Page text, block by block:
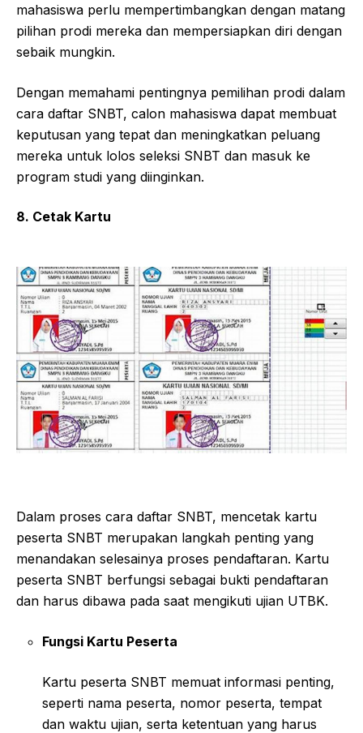
mahasiswa perlu mempertimbangkan dengan matang
pilihan prodi mereka dan mempersiapkan diri dengan
sebaik mungkin.
Dengan memahami pentingnya pemilihan prodi dalam
cara daftar SNBT, calon mahasiswa dapat membuat
keputusan yang tepat dan meningkatkan peluang
mereka untuk lolos seleksi SNBT dan masuk ke
program studi yang diinginkan.
8. Cetak Kartu
Dalam proses cara daftar SNBT, mencetak kartu
peserta SNBT merupakan langkah penting yang
menandakan selesainya proses pendaftaran. Kartu
peserta SNBT berfungsi sebagai bukti pendaftaran
dan harus dibawa pada saat mengikuti ujian UTBK.
Fungsi Kartu Peserta
Kartu peserta SNBT memuat informasi penting,
seperti nama peserta, nomor peserta, tempat
dan waktu ujian, serta ketentuan yang harus